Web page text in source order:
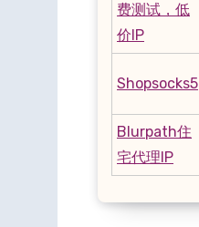
费测试，低
价IP
Shopsocks5
Blurpath住
宅代理IP